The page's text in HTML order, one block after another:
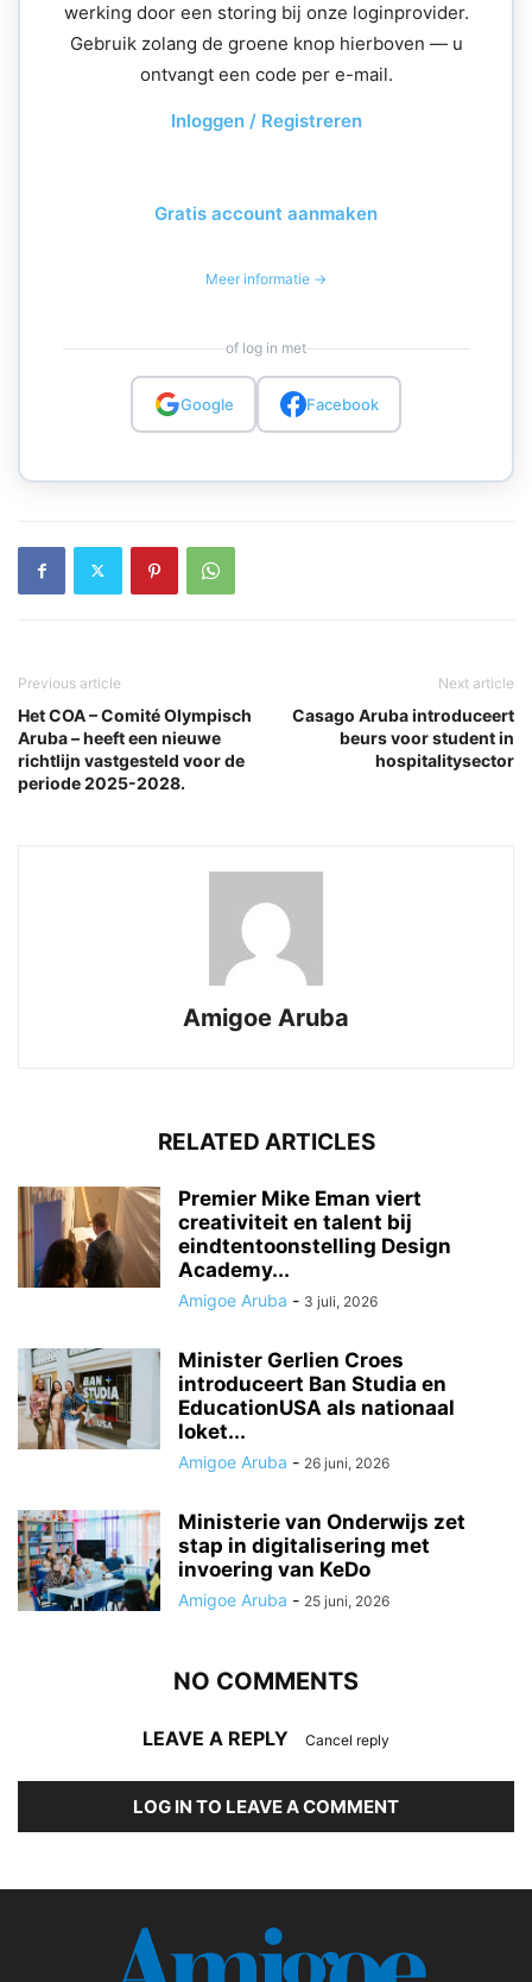
werking door een storing bij onze loginprovider.
Gebruik zolang de groene knop hierboven — u
ontvangt een code per e-mail.
Inloggen / Registreren
Gratis account aanmaken
Meer informatie →
of log in met
Google Facebook
Previous article
Het COA – Comité Olympisch
Aruba – heeft een nieuwe
richtlijn vastgesteld voor de
periode 2025-2028.
Next article
Casago Aruba introduceert
beurs voor student in
hospitalitysector
Amigoe Aruba
RELATED ARTICLES
Premier Mike Eman viert
creativiteit en talent bij
eindtentoonstelling Design
Academy...
Amigoe Aruba - 3 juli, 2026
Minister Gerlien Croes
introduceert Ban Studia en
EducationUSA als nationaal
loket...
Amigoe Aruba - 26 juni, 2026
Ministerie van Onderwijs zet
stap in digitalisering met
invoering van KeDo
Amigoe Aruba - 25 juni, 2026
NO COMMENTS
LEAVE A REPLY Cancel reply
LOG IN TO LEAVE A COMMENT